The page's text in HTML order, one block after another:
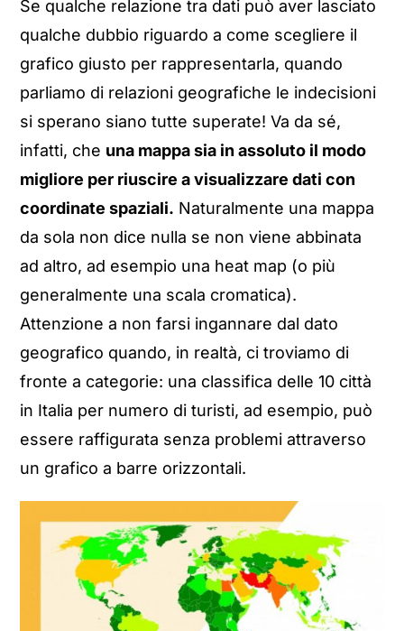
Se qualche relazione tra dati può aver lasciato
qualche dubbio riguardo a come scegliere il
grafico giusto per rappresentarla, quando
parliamo di relazioni geografiche le indecisioni
si sperano siano tutte superate! Va da sé,
infatti, che una mappa sia in assoluto il modo
migliore per riuscire a visualizzare dati con
coordinate spaziali. Naturalmente una mappa
da sola non dice nulla se non viene abbinata
ad altro, ad esempio una heat map (o più
generalmente una scala cromatica).
Attenzione a non farsi ingannare dal dato
geografico quando, in realtà, ci troviamo di
fronte a categorie: una classifica delle 10 città
in Italia per numero di turisti, ad esempio, può
essere raffigurata senza problemi attraverso
un grafico a barre orizzontali.